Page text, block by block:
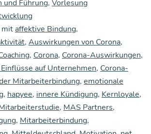
und Führung, Vorlesung
mit affektive Bindung,
, Auswirkungen von Corona,
, Corona, Corona-Auswirkungen,
auf Unternehmen, Corona-
Mitarbeiterbindung, emotionale
, hapyee, innere Kündigung, Kernloyale,
, MAS Partners,
, Mitarbeiterbindung,